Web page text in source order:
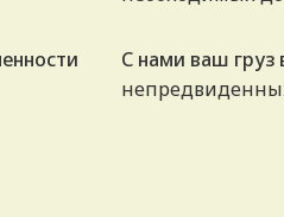
С нами ваш груз